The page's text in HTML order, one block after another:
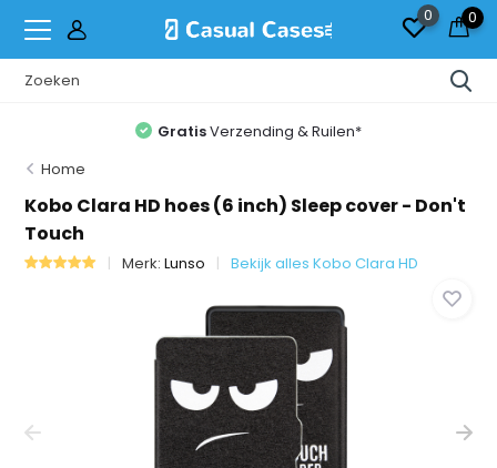
0 0
GratisVerzending & Ruilen*
Home
Kobo Clara HD hoes (6 inch) Sleep cover - Don't
Touch
Merk:Lunso Bekijk alles Kobo Clara HD